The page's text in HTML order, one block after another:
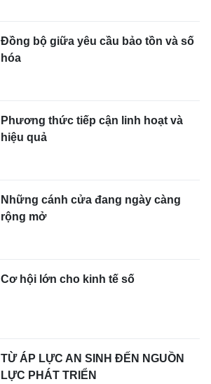
Đồng bộ giữa yêu cầu bảo tồn và số
hóa
Phương thức tiếp cận linh hoạt và
hiệu quả
Những cánh cửa đang ngày càng
rộng mở
Cơ hội lớn cho kinh tế số
TỪ ÁP LỰC AN SINH ĐẾN NGUỒN
LỰC PHÁT TRIỂN